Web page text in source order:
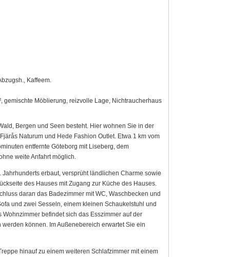
Kaffeem.
gemischte Möblierung, reizvolle Lage, Nichtraucherhaus
Bergen und Seen besteht. Hier wohnen Sie in der
Naturum und Hede Fashion Outlet. Etwa 1 km vom
entfernte Göteborg mit Liseberg, dem
weite Anfahrt möglich.
erbaut, versprüht ländlichen Charme sowie
des Hauses mit Zugang zur Küche des Hauses.
daran das Badezimmer mit WC, Waschbecken und
und zwei Sesseln, einem kleinen Schaukelstuhl und
befindet sich das Esszimmer auf der
können. Im Außenebereich erwartet Sie ein
hinauf zu einem weiteren Schlafzimmer mit einem